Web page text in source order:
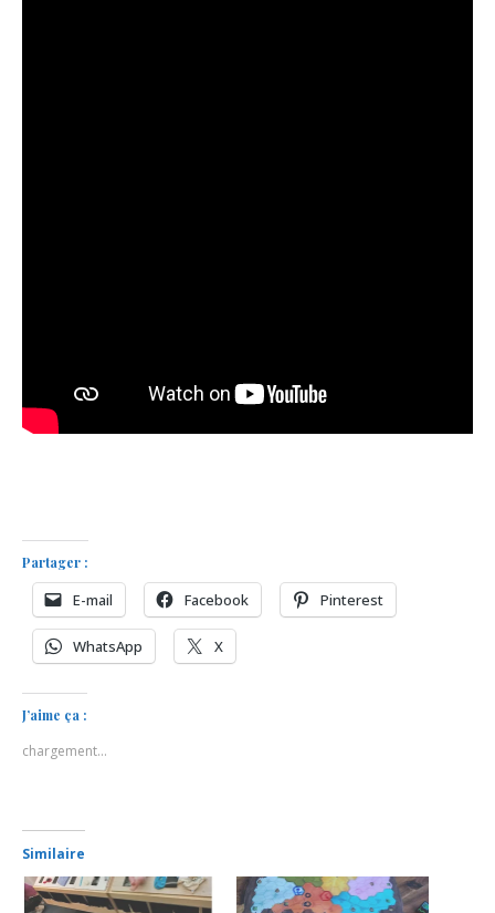
Partager :
E-mail Facebook Pinterest
WhatsApp X
J’aime ça :
chargement…
Similaire